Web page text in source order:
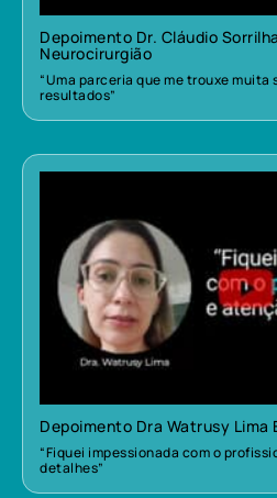
Depoimento Dr. Cláudio
Neurocirurgião
“Uma parceria que me trouxe
resultados”
Depoimento Dra Watrusy Lima
“Fiquei impessionada com o
detalhes”